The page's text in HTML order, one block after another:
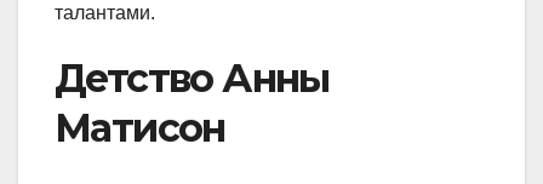
талантами.
Детство Анны
Матисон